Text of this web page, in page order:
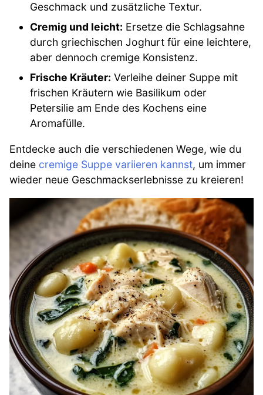
Geschmack und zusätzliche Textur.
Cremig und leicht: Ersetze die Schlagsahne
durch griechischen Joghurt für eine leichtere,
aber dennoch cremige Konsistenz.
Frische Kräuter: Verleihe deiner Suppe mit
frischen Kräutern wie Basilikum oder
Petersilie am Ende des Kochens eine
Aromafülle.
Entdecke auch die verschiedenen Wege, wie du
deine cremige Suppe variieren kannst, um immer
wieder neue Geschmackserlebnisse zu kreieren!